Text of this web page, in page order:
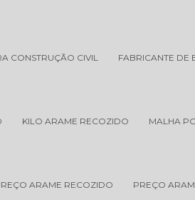
CONSTRUÇÃO CIVIL FABRICANTE DE
KILO ARAME RECOZIDO MALHA
ARAME RECOZIDO PREÇO